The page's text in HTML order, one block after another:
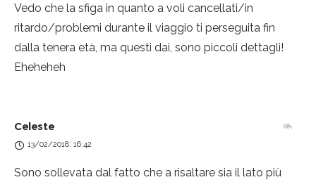
Vedo che la sfiga in quanto a voli cancellati/in
ritardo/problemi durante il viaggio ti perseguita fin
dalla tenera età, ma questi dai, sono piccoli dettagli!
Eheheheh
Celeste
13/02/2018, 16:42
Sono sollevata dal fatto che a risaltare sia il lato più